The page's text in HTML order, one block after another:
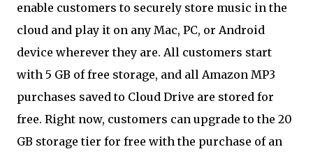
enable customers to securely store music in the
cloud and play it on any Mac, PC, or Android
device wherever they are. All customers start
with 5 GB of free storage, and all Amazon MP3
purchases saved to Cloud Drive are stored for
free. Right now, customers can upgrade to the 20
GB storage tier for free with the purchase of an